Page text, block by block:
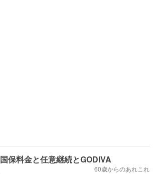
国保料金と任意継続とGODIVA
60歳からのあれこれ